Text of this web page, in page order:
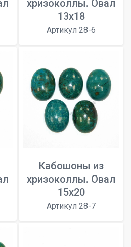
хризоколлы. Овал
13x18
Артикул 28-6
Кабошоны из
хризоколлы. Овал
15х20
Артикул 28-7